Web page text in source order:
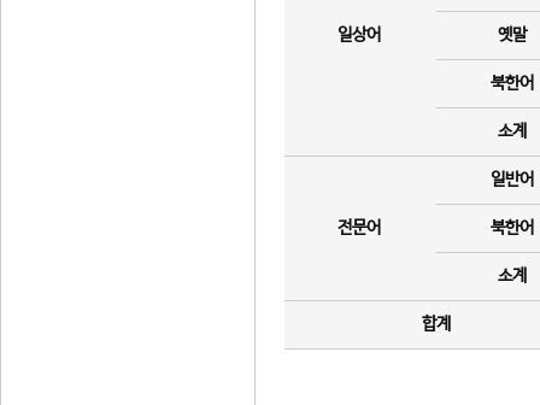
일상어 옛말
북한어
소계
전문어
일반어
북한어
소계
합계